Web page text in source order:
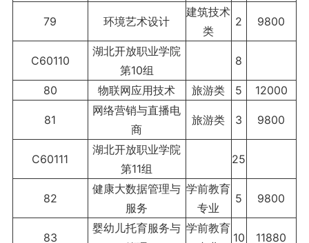
79 环境艺术设计
建筑技术
类
2 9800
C60110
湖北开放职业学院
第10组
8
80 物联网应用技术 旅游类 5 12000
81
网络营销与直播电
商
旅游类 3 9800
C60111
湖北开放职业学院
第11组
25
82
健康大数据管理与
服务
学前教育
专业
5 9800
83
婴幼儿托育服务与 学前教育
10 11880